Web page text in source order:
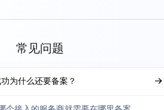
常见问题
为什么还要备案？